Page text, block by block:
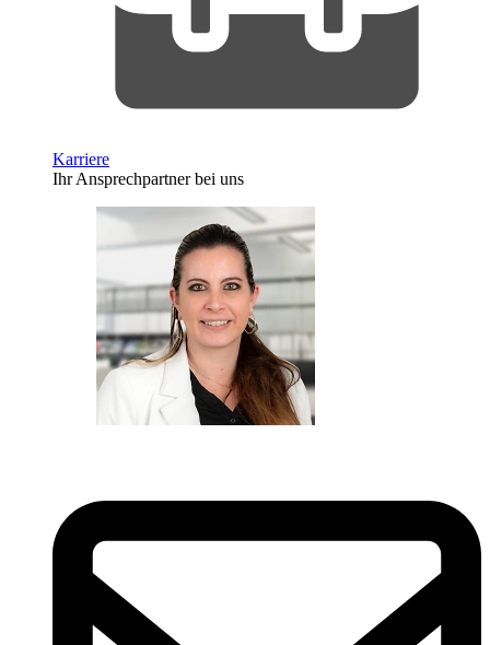
Karriere
Ihr Ansprechpartner bei uns